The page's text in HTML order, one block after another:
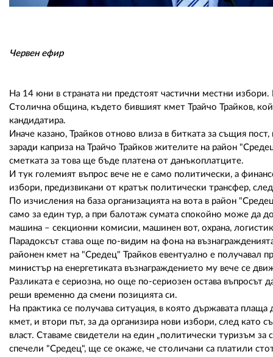
Червен ефир
На 14 юни в страната ни предстоят частични местни
Столична община, където бившият кмет Трайчо Трайков,
кандидатира.
Иначе казано, Трайков отново влиза в битката за същия
заради каприза на Трайчо Трайков жителите на район
сметката за това ще бъде платена от данъкоплатците.
И тук големият въпрос вече не е само политически, а
избори, предизвикани от кратък политически трансфер,
По изчисления на база организацията на вота в район
само за един тур, а при балотаж сумата спокойно може да
машина – секционни комисии, машинен вот, охрана,
Парадоксът става още по-видим на фона на
районен кмет на "Средец" Трайков евентуално е
министър на енергетиката възнаграждението му вече се
Разликата е сериозна, но още по-сериозен остава въпросът
реши временно да смени позицията си.
На практика се получава ситуация, в която държавата
кмет, и втори път, за да организира нови избори, след
власт. Ставаме свидетели на един „политически туризъм
спечели "Средец", ще се окаже, че столичани са платили